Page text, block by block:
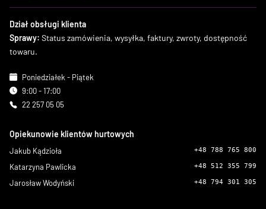
Dział obsługi klienta
Sprawy: Status zamówienia, wysyłka, faktury, zwroty, dostępność
towaru.
Poniedziałek - Piątek
9:00 - 17:00
22 257 05 05
Opiekunowie klientów hurtowych
Jakub Kądzioła +48 788 765 800
Katarzyna Pawlicka +48 512 355 799
Jarosław Wodyński +48 794 301 305